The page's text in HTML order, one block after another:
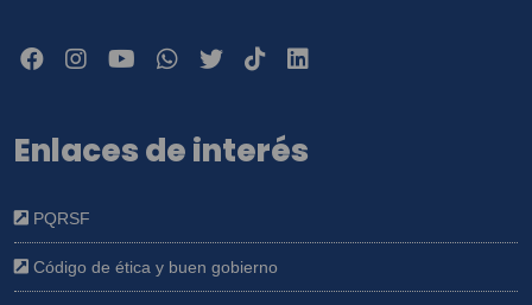
Enlaces de interés
PQRSF
Código de ética y buen gobierno